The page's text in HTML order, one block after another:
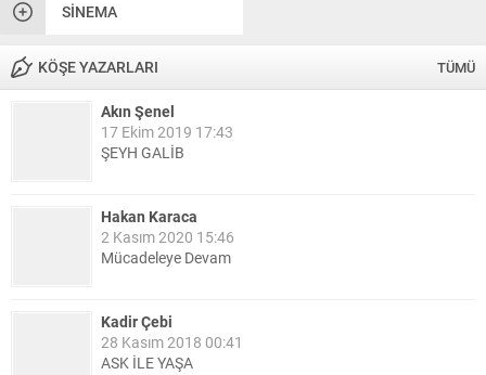
SINEMA
KÖŞE YAZARLARI TÜMÜ
Akın Şenel
17 Ekim 2019 17:43
ŞEYH GALİB
Hakan Karaca
2 Kasım 2020 15:46
Mücadeleye Devam
Kadir Çebi
28 Kasım 2018 00:41
ASK İLE YAŞA